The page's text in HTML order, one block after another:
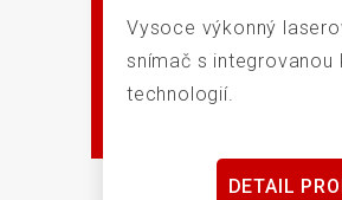
Vysoce výkonný
snímač s integrovanou
technologií.
DETAIL